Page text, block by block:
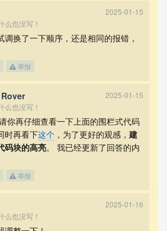
\TeX{}ing!}
I'm pretending to be a LOGO!}
this all about? What's \LaTe
preparation system which us
It enables you to produce
documents with great accuracy
PDF. It is available both in fr
2025-01-15
么也没写！
调换了一下顺序，还是相同的报错，
举报
2025-01-15
么也没写！
你再仔细查看一下上面的围栏式代码
时再看下这个 ，为了更好的观感， 建
码块的高亮。 我已经更新了回答的内
举报
2025-01-16
么也没写！